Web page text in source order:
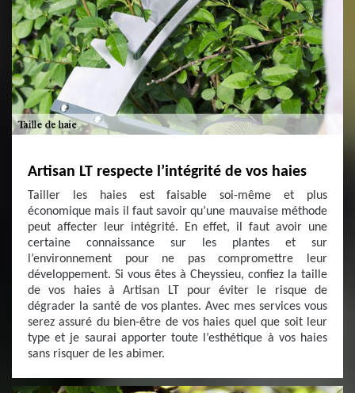
Artisan LT respecte l’intégrité de vos haies
Tailler les haies est faisable soi-même et plus
économique mais il faut savoir qu’une mauvaise méthode
peut affecter leur intégrité. En effet, il faut avoir une
certaine connaissance sur les plantes et sur
l’environnement pour ne pas compromettre leur
développement. Si vous êtes à Cheyssieu, confiez la taille
de vos haies à Artisan LT pour éviter le risque de
dégrader la santé de vos plantes. Avec mes services vous
serez assuré du bien-être de vos haies quel que soit leur
type et je saurai apporter toute l’esthétique à vos haies
sans risquer de les abimer.